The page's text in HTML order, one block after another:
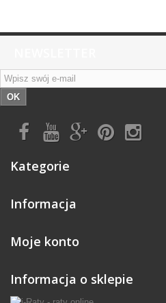
OK
Kategorie
Informacja
Moje konto
Informacja o sklepie